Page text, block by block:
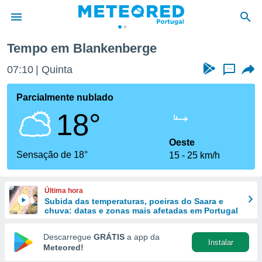
da
foi
fornecidas
a este
das
e
forma
digital
Tempo em Blankenberge
07:10 Quinta ...
Parcialmente nublado
18°
Sensação de 18°
Oeste
15
25 km/h
Última hora
Subida das temperaturas, poeiras do Saara e
chuva: datas e zonas mais afetadas em Portugal
Descarregue GRÁTIS a app da
Meteored!
Instalar